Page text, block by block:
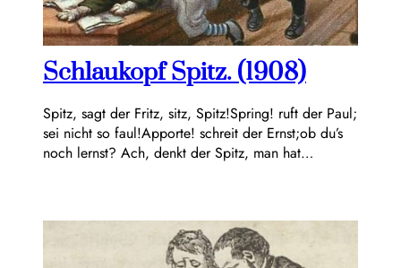
Schlaukopf Spitz. (1908)
Spitz, sagt der Fritz, sitz, Spitz!Spring! ruft der Paul;
sei nicht so faul!Apporte! schreit der Ernst;ob du’s
noch lernst? Ach, denkt der Spitz, man hat…